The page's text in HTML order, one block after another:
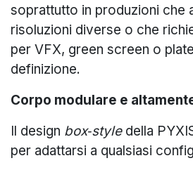
soprattutto in produzioni che
risoluzioni diverse o che
per VFX, green screen o
definizione.
Corpo modulare e
Il design box‑styledella
per adattarsi a qualsiasi